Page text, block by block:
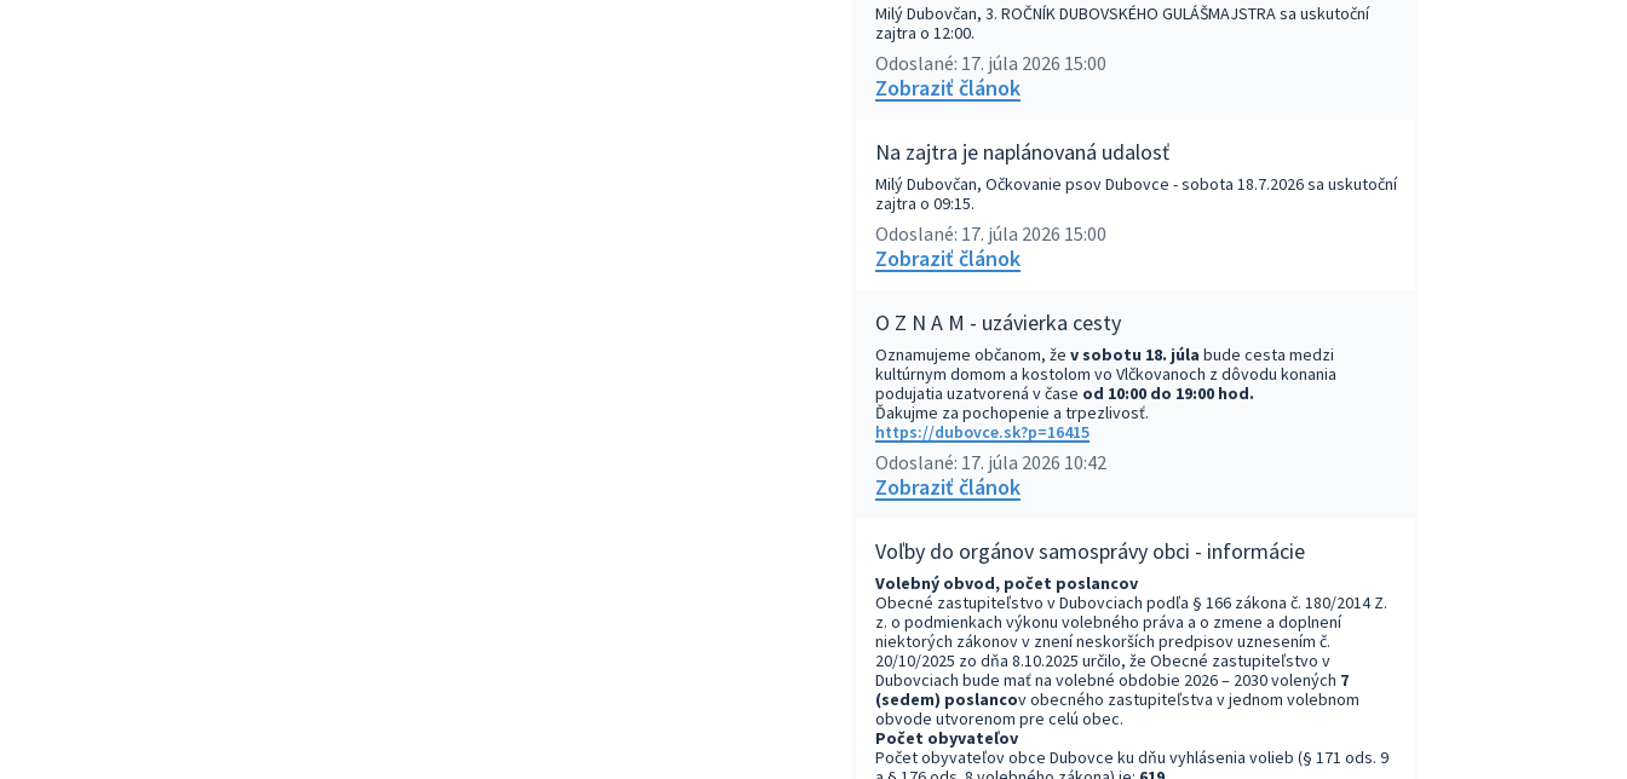
Milý Dubovčan, 3. ROČNÍK DUBOVSKÉHO GULÁŠMAJSTRA sa uskutoční
zajtra o 12:00.
Odoslané: 17. júla 2026 15:00
Zobraziť článok
Na zajtra je naplánovaná udalosť
Milý Dubovčan, Očkovanie psov Dubovce - sobota 18.7.2026 sa uskutoční
zajtra o 09:15.
Odoslané: 17. júla 2026 15:00
Zobraziť článok
O Z N A M - uzávierka cesty
Oznamujeme občanom, že v sobotu 18. júla bude cesta medzi
kultúrnym domom a kostolom vo Vlčkovanoch z dôvodu konania
podujatia uzatvorená v čase od 10:00 do 19:00 hod.
Ďakujme za pochopenie a trpezlivosť.
https://dubovce.sk?p=16415
Odoslané: 17. júla 2026 10:42
Zobraziť článok
Voľby do orgánov samosprávy obci - informácie
Volebný obvod, počet poslancov
Obecné zastupiteľstvo v Dubovciach podľa § 166 zákona č. 180/2014 Z.
z. o podmienkach výkonu volebného práva a o zmene a doplnení
niektorých zákonov v znení neskorších predpisov uznesením č.
20/10/2025 zo dňa 8.10.2025 určilo, že Obecné zastupiteľstvo v
Dubovciach bude mať na volebné obdobie 2026 – 2030 volených 7
(sedem) poslancov obecného zastupiteľstva v jednom volebnom
obvode utvorenom pre celú obec.
Počet obyvateľov
Počet obyvateľov obce Dubovce ku dňu vyhlásenia volieb (§ 171 ods. 9